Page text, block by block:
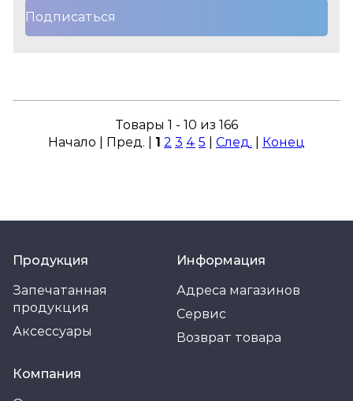
Подписаться
Товары 1 - 10 из 166
Начало | Пред. | 1 2 3 4 5 След. Конец
Продукция
Запечатанная
продукция
Аксессуары
Информация
Адреса магазинов
Сервис
Возврат товара
Компания